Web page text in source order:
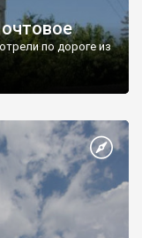
по дороге из